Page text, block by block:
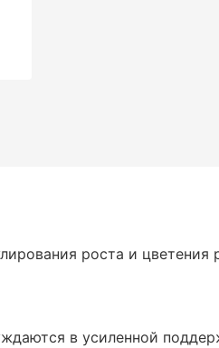
роста и цветения
в усиленной